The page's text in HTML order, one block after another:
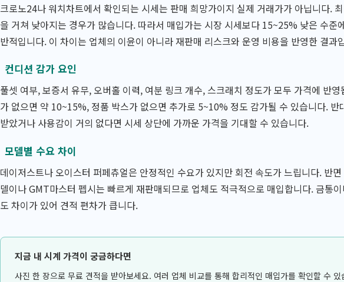
크로노24나 워치차트에서 확인되는 시세는 판매 희망가이지 실제 거래가가 아닙니다.
을 거쳐 낮아지는 경우가 많습니다. 따라서 매입가는 시장 시세보다 15~25% 낮은 수준
반적입니다. 이 차이는 업체의 이윤이 아니라 재판매 리스크와 운영 비용을 반영한 결과
컨디션 감가 요인
풀셋 여부, 보증서 유무, 오버홀 이력, 여분 링크 개수, 스크래치 정도가 모두 가격에 반
가 없으면 약 10~15%, 정품 박스가 없으면 추가로 5~10% 정도 감가될 수 있습니다. 반
받았거나 사용감이 거의 없다면 시세 상단에 가까운 가격을 기대할 수 있습니다.
모델별 수요 차이
데이저스트나 오이스터 퍼페츄얼은 안정적인 수요가 있지만 회전 속도가 느립니다. 반
델이나 GMT마스터 펩시는 빠르게 재판매되므로 업체도 적극적으로 매입합니다. 금통
도 차이가 있어 견적 편차가 큽니다.
지금 내 시계 가격이 궁금하다면
사진 한 장으로 무료 견적을 받아보세요. 여러 업체 비교를 통해 합리적인 매입가를 확인할 수 있